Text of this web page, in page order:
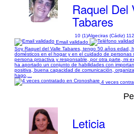
Raquel Del
Tabares
10 (1)Algeciras (Cádiz)
Email validado
Soy Raquel del Valle Tabares, tengo 50 años edad,
domésticos en el hogar y en el cuidado de personas
persona proactiva y responsable, por otra parte, mi
ha aportado un conjunto de habilidades con
positiva, buena capacidad de comunicación,
hago,...
4 veces
Leticia